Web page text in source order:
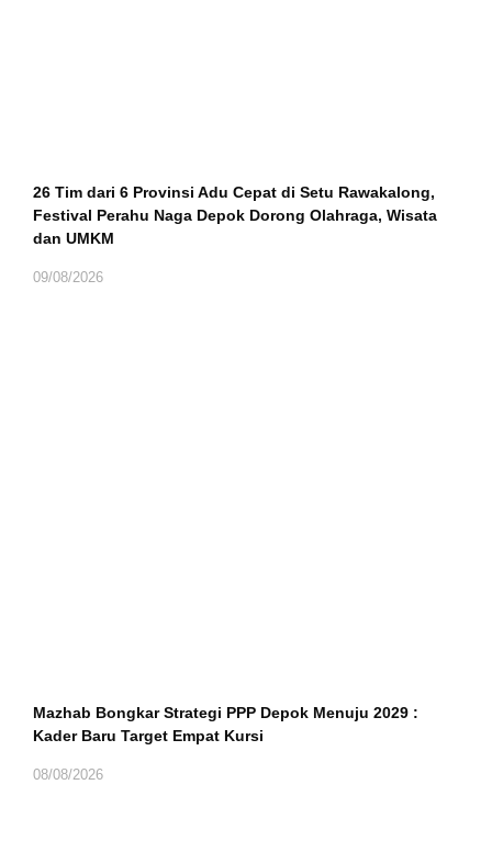
26 Tim dari 6 Provinsi Adu Cepat di Setu Rawakalong,
Festival Perahu Naga Depok Dorong Olahraga, Wisata
dan UMKM
09/08/2026
Mazhab Bongkar Strategi PPP Depok Menuju 2029 :
Kader Baru Target Empat Kursi
08/08/2026